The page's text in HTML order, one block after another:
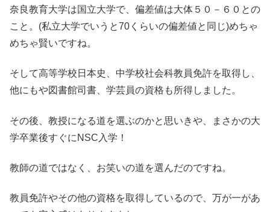
奈良教育大学は国立大学で、偏差値は大体５０－６０との
こと。(私立大学でいうと70くらいの偏差値と同じ)めちゃ
めちゃ賢いですね。
そして高等学校日本史、中学校社会科教員免許を取得し、
他にもや図書館司書、学芸員の資格も所得しました。
その後、教授になる道を選ぶのかと思いきや、まさかの大
学卒業後すぐにNSC入学！
教師の道ではなく、お笑いの道を選んだのですね。
教員免許やその他の資格を取得しているので、万が一があ